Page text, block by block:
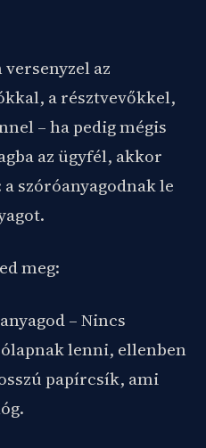
versenyzel az
a résztvevőkkel,
– ha pedig mégis
az ügyfél, akkor
szóróanyagodnak le
meg:
– Nincs
lenni, ellenben
papírcsík, ami